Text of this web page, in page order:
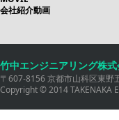
会社紹介動画
竹中エンジニアリング株
〒607-8156 京都市山科区東
Copyright © 2014 TAKENAKA